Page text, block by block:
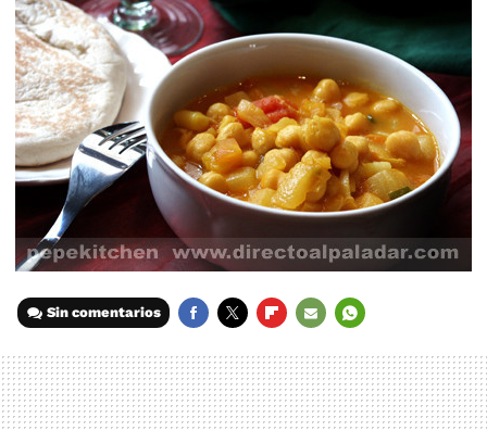
Sin comentarios
MAIL